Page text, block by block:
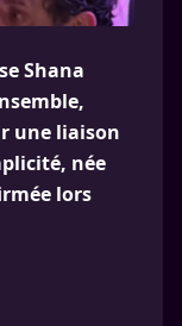
Shana
une liaison
née
lors